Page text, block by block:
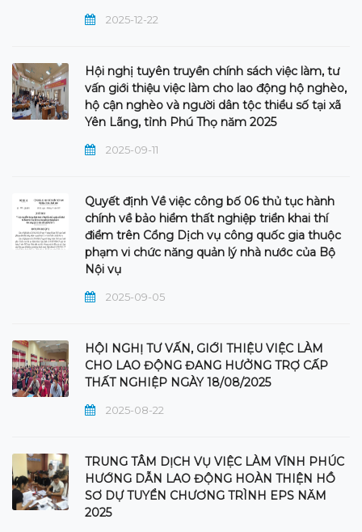
2025-12-22
Hội nghị tuyên truyền chính sách việc làm, tư
vấn giới thiệu việc làm cho lao động hộ nghèo,
hộ cận nghèo và người dân tộc thiểu số tại xã
Yên Lãng, tỉnh Phú Thọ năm 2025
2025-09-11
Quyết định Về việc công bố 06 thủ tục hành
chính về bảo hiểm thất nghiệp triển khai thí
điểm trên Cổng Dịch vụ công quốc gia thuộc
phạm vi chức năng quản lý nhà nước của Bộ
Nội vụ
2025-09-05
HỘI NGHỊ TƯ VẤN, GIỚI THIỆU VIỆC LÀM
CHO LAO ĐỘNG ĐANG HƯỞNG TRỢ CẤP
THẤT NGHIỆP NGÀY 18/08/2025
2025-08-22
TRUNG TÂM DỊCH VỤ VIỆC LÀM VĨNH PHÚC
HƯỚNG DẪN LAO ĐỘNG HOÀN THIỆN HỒ
SƠ DỰ TUYỂN CHƯƠNG TRÌNH EPS NĂM
2025